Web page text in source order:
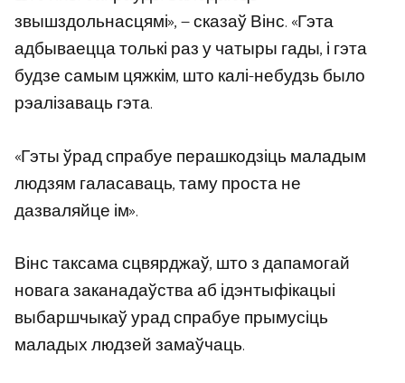
звышздольнасцямі», — сказаў Вінс. «Гэта
адбываецца толькі раз у чатыры гады, і гэта
будзе самым цяжкім, што калі-небудзь было
рэалізаваць гэта.
«Гэты ўрад спрабуе перашкодзіць маладым
людзям галасаваць, таму проста не
дазваляйце ім».
Вінс таксама сцвярджаў, што з дапамогай
новага заканадаўства аб ідэнтыфікацыі
выбаршчыкаў урад спрабуе прымусіць
маладых людзей замаўчаць.